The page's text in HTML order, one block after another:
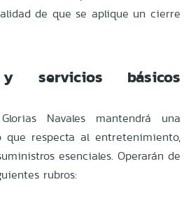
de que se aplique un cierre
y servicios básicos
Navales mantendrá una
respecta al entretenimiento,
esenciales. Operarán de
rubros: